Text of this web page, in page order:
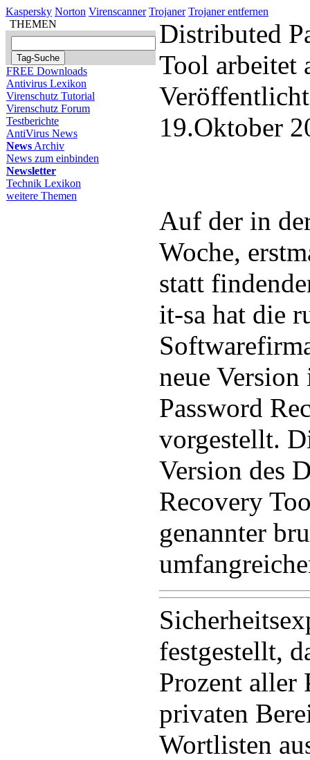
Kaspersky Norton Virenscanner Trojaner Trojaner entfernen
THEMEN
FREE Downloads
Antivirus Lexikon
Virenschutz Tutorial
Virenschutz Forum
Testberichte
AntiVirus News
News Archiv
News zum einbinden
Newsletter
Technik Lexikon
weitere Themen
Distributed
Tool arbeitet
19.Oktober
Auf der in
Woche,
statt
it-sa hat die
neue
Password
vorgestellt.
Version des
Recovery
genannter
festgestellt,
Prozent aller
privaten
Wortlisten